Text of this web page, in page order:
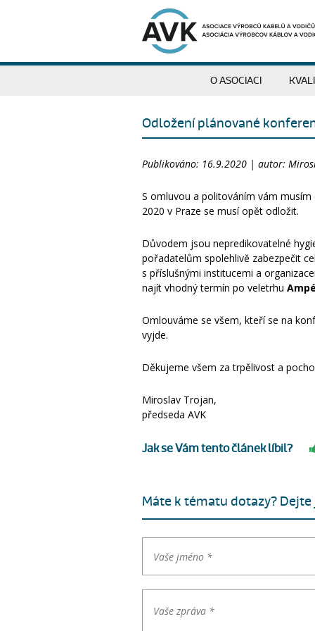
O ASOCIACI
Odložení plánované
Publikováno: 16.9.2020 | autor:
S omluvou a politováním vám
2020 v Praze se musí opět odložit.
Důvodem jsou nepredikovatelné
pořadatelům spolehlivě zabezpečit
s příslušnými institucemi a
najít vhodný termín po veletrhu
Omlouváme se všem, kteří se na
vyjde.
Děkujeme všem za trpělivost a
Miroslav Trojan,
předseda AVK
Jak se Vám tento článek líbil?
Máte k tématu dotazy? Dejte